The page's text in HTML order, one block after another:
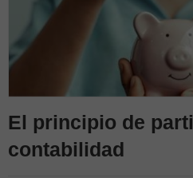
El principio de
contabilidad